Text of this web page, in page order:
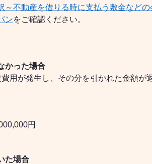
～不動産を借りる時に支払う敷金などの
ンをご確認ください。
かった場合
用が発生し、その分を引かれた金額が
円
た場合